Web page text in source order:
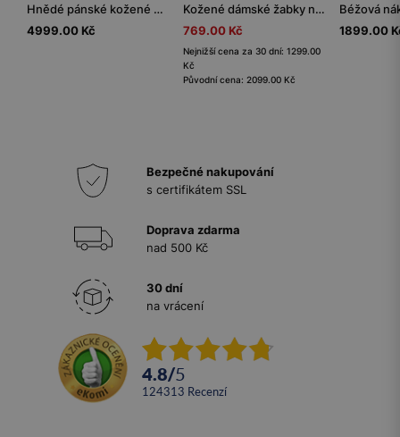
Hnědé pánské kožené boty v elegantním stylu
4999.00 Kč
Kožené dámské žabky na klínku v odstínech béžové
769.00 Kč
Nejnižší cena za 30 dní: 1299.00
Kč
Původní cena: 2099.00 Kč
1899.00
Bezpečné nakupování
s certifikátem SSL
Doprava zdarma
nad 500 Kč
30 dní
na vrácení
4.8/5
124313 recenzí